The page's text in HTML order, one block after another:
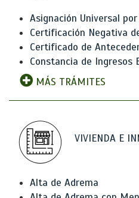
Asignación Universal
Certificación Negativa
Certificado de
Constancia de Ingresos
MÁS TRÁMITES
VIVIENDA E
Alta de Adrema